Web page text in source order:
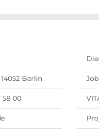
14052 Berlin
58 00